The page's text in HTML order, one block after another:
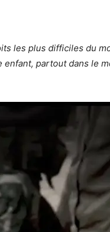
les plus difficiles du
partout dans le